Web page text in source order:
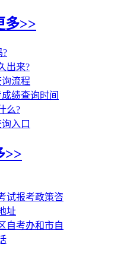
多>>
?
出来?
流程
绩查询时间
么?
入口
>>
试报考政策咨
址
自考办和市自